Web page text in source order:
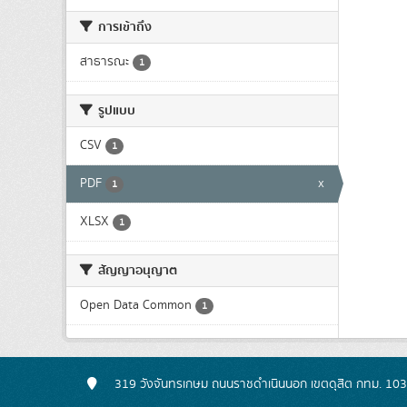
การเข้าถึง
สาธารณะ 1
รูปแบบ
CSV 1
PDF 1 x
XLSX 1
สัญญาอนุญาต
Open Data Common 1
319 วังจันทรเกษม ถนนราชดำเนินนอก เขตดุสิต กทม.